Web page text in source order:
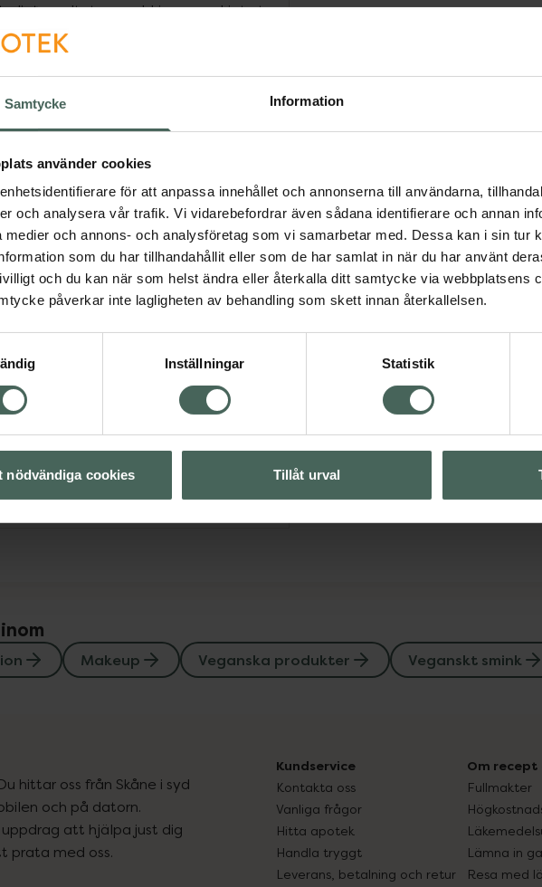
Samtycke Information
använder cookies
för att anpassa innehållet och annonserna till användarna,
och analysera vår trafik. Vi vidarebefordrar även sådana identifierare och annan
medier och annons- och analysföretag som vi samarbetar med. Dessa kan i sin tur
som du har tillhandahållit eller som de har samlat in när du har använt
och du kan när som helst ändra eller återkalla ditt samtycke via webbplatsens
påverkar inte lagligheten av behandling som skett innan återkallelsen.
Inställningar Statistik
nödvändiga cookies Tillåt urval
resultat som aldrig ser pudrigt ut.
en kabukiborste för bästa resultat
ett jämnt och lystergivande resultat
är baserad på 100% högrenade
under användning och gör att huden
och gör sig lite extra bra för
är även rekommenderad av
Vegansk, SPF 15, Dermatologiskt
Veganska produkter
Visa
Visa
Visa
Makeup Veganska produkter Veganskt smink
hittar oss från Skåne i syd
och på datorn.
att hjälpa just dig
prata med oss.
Kundservice
Kontakta oss
Vanliga frågor
Hitta apotek
Handla tryggt
Leverans, betalning och retur
Om recept
Fullmakter
Lämna in
Resa med